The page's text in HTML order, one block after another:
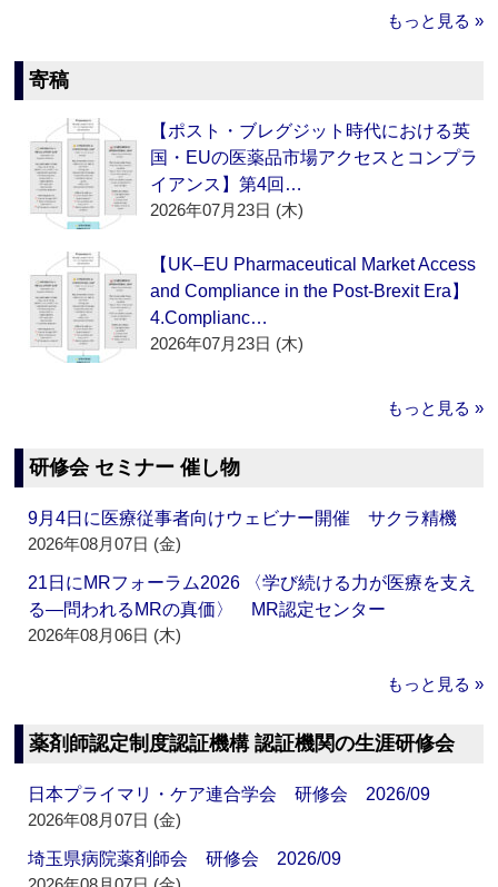
もっと見る »
寄稿
【ポスト・ブレグジット時代における英
国・EUの医薬品市場アクセスとコンプラ
イアンス】第4回…
2026年07月23日 (木)
【UK–EU Pharmaceutical Market Access
and Compliance in the Post-Brexit Era】
4.Complianc…
2026年07月23日 (木)
もっと見る »
研修会 セミナー 催し物
9月4日に医療従事者向けウェビナー開催 サクラ精機
2026年08月07日 (金)
21日にMRフォーラム2026 〈学び続ける力が医療を支え
る―問われるMRの真価〉 MR認定センター
2026年08月06日 (木)
もっと見る »
薬剤師認定制度認証機構 認証機関の生涯研修会
日本プライマリ・ケア連合学会 研修会 2026/09
2026年08月07日 (金)
埼玉県病院薬剤師会 研修会 2026/09